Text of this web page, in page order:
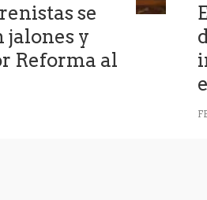
se
jalones y
Reforma al